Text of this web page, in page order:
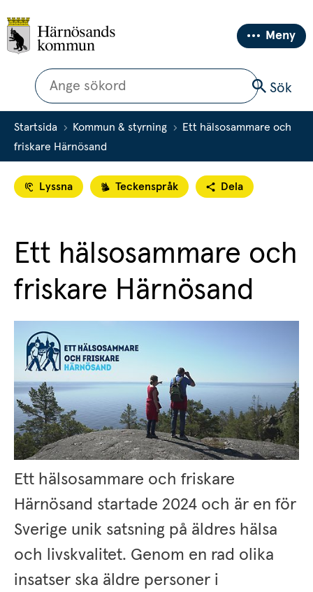
Meny
Sök
Sök
Startsida Kommun & styrning
Ett hälsosammare och
friskare Härnösand
Lyssna Teckenspråk Dela
Ett hälsosammare och
friskare Härnösand
Ett hälsosammare och friskare
Härnösand startade 2024 och är en för
Sverige unik satsning på äldres hälsa
och livskvalitet. Genom en rad olika
insatser ska äldre personer i